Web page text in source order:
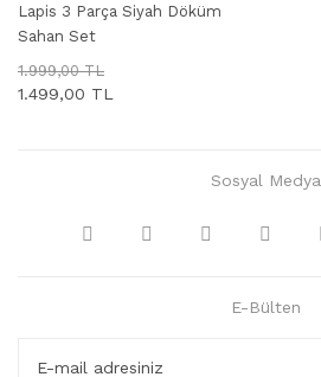
Lapis 3 Parça Siyah Döküm
Sahan Set
1.999,00 TL
1.499,00 TL
Sosyal Medya
E-Bülten